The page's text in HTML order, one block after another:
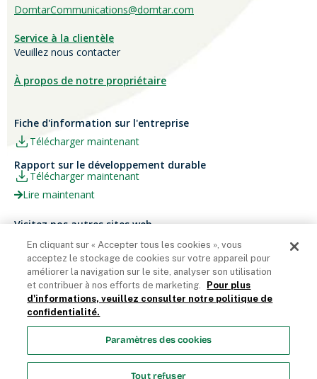
DomtarCommunications@domtar.com
Service à la clientèle
Veuillez nous contacter
À propos de notre propriétaire
Fiche d'information sur l'entreprise
Télécharger maintenant
Rapport sur le développement durable
Télécharger maintenant
Lire maintenant
Visitez nos autres sites web
Carrières
Ariva
Papier Xerox® Canada
Xerox® Paper USA
Domtar Corporation 2025. Tous droits réservés.
Termes et Conditions
Politique de vie privée
Énoncé sur
Accès employés Liste des cookies
En cliquant sur « Accepter tous les cookies », vous
acceptez le stockage de cookies sur votre appareil pour
améliorer la navigation sur le site, analyser son utilisation
et contribuer à nos efforts de marketing.
Pour plus
d'informations, veuillez consulter notre politique de
confidentialité.
Paramètres des cookies
Tout refuser